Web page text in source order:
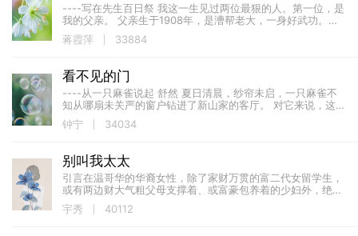
----写在先生百日祭 我这一生见过两位最狠的人。第一位，是
我的父亲。 父亲生于1908年，是漕帮老大，一身好武功。几
十年风浪里，行船护镖。我小时候见过家里比我人还高的独角
龙（一种一次只能打一...
蒋霞萍 33884
看不见的门
----从一只麻雀说起 舒然 夏日清晨，纱帘未启，一只麻雀不
知从哪扇未关严的窗户钻进了新山家的客厅。 对它来说，这方
空间全然陌生。吊灯低垂，窗帘厚重，沙发与书柜堆叠出陌生
的轮廓...
钟宁 34034
别叫我太太
引言在温哥华的华裔女性，除了家财万贯的富二代女留学生，
或有两边财大气粗父母支撑着、或富豪包养着的少妇外，绝大
多数已为人妻的女人都有做得与做不得太太的纠结和郁闷。即
使是在西温哥华山上买了不止一栋海景房的...
宇秀 40112